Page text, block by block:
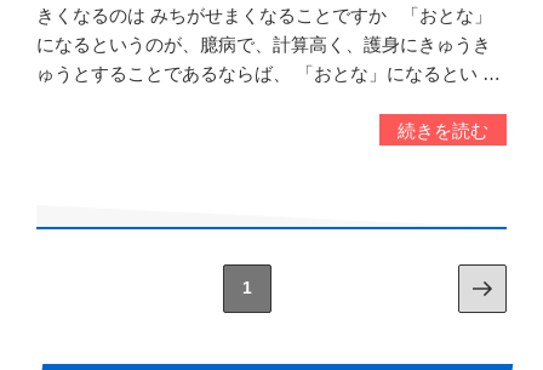
きくなるのは みちがせまくなることですか 「おとな」
になるというのが、臆病で、計算高く、護身にきゅうき
ゅうとすることであるならば、 「おとな」になるとい …
続きを読む
1